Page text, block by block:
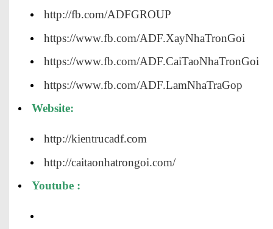
http://fb.com/ADFGROUP
https://www.fb.com/ADF.XayNhaTronGoi
https://www.fb.com/ADF.CaiTaoNhaTronGoi
https://www.fb.com/ADF.LamNhaTraGop
Website:
http://kientrucadf.com
http://caitaonhatrongoi.com/
Youtube :